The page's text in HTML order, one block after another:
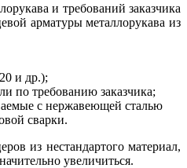
и требований заказчика
арматуры металлорукава из
и др.);
по требованию заказчика;
с нержавеющей сталью
сварки.
из нестандартого материал,
увеличиться.